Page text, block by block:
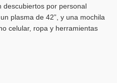
descubiertos por personal
plasma de 42”, y una mochila
celular, ropa y herramientas